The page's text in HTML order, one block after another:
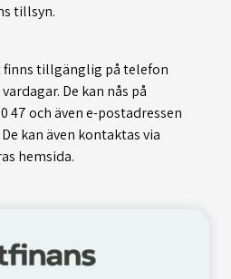
tillsyn.
tillgänglig på telefon
De kan nås på
47 och även e-postadressen
De kan även kontaktas via
hemsida.